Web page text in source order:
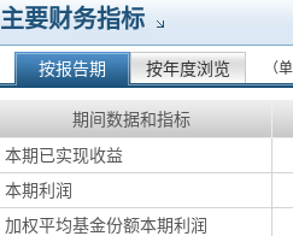
主要财务指标
按报告期 按年度浏览 （
期间数据和指标
本期已实现收益
本期利润
加权平均基金份额本期利润